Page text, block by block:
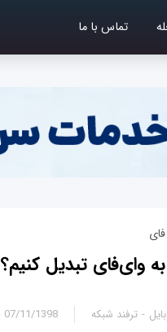
تماس با ما
وای‌فای تبدیل کنیم؟
07/11/1398 - 18:50 ترفند شبکه